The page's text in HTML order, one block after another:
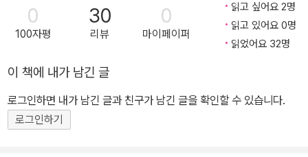
가를 위해 정성스레 밥을 짓고, 재료 하나하나를 다듬어 볶고, 말고,
예쁘게 썰어 담아내기까지의 모든 과정을 펼쳐 보인다. 한입에 쏙, 간
단히 먹기 좋은 김밥 한 줄. 이 한 줄이 만들어지기까지 켜켜이 쌓인
정감을 작가는 유쾌하고 생생하게 구현해 점진적으로 끌어올렸다. 시
의 그림들은 보는 것만으로도 웃음이 절로 난다. 특히 다양한 김밥이
춤을 추듯 문밖을 박차고 나가는 엔딩 장면은, 답답하고 숨 가쁜 일상
0
100자평
30
리뷰
0
마이페이퍼
읽고 싶어요 2명
읽고 있어요 0명
읽었어요 32명
이 책에 내가 남긴 글
로그인하면 내가 남긴 글과 친구가 남긴 글을 확인할 수 있습니다.
로그인하기